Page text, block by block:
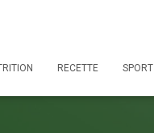
RECETTE SPORT